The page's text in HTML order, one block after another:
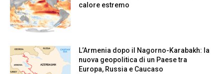
calore estremo
L’Armenia dopo il Nagorno-Karabakh: la
nuova geopolitica di un Paese tra
Europa, Russia e Caucaso